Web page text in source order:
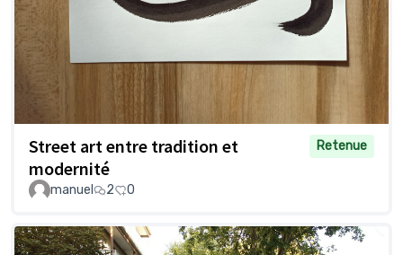
Street art entre tradition et
modernité
Retenue
manuel 2 0